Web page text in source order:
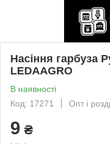
Насіння гарбуза
LEDAAGRO
В наявності
Код: 17271
Опт і
9 ₴